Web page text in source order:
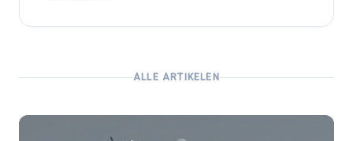
ALLE ARTIKELEN